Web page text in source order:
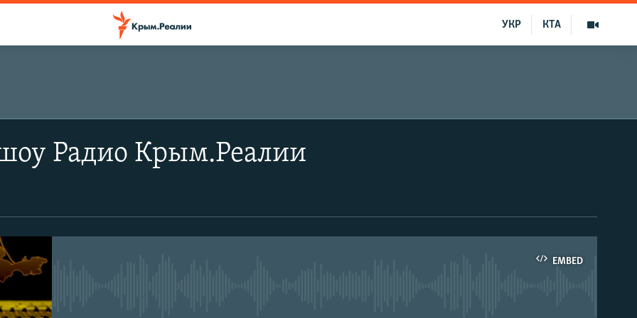
КТА
УКР
Радио Крым.Реалии
EMBED